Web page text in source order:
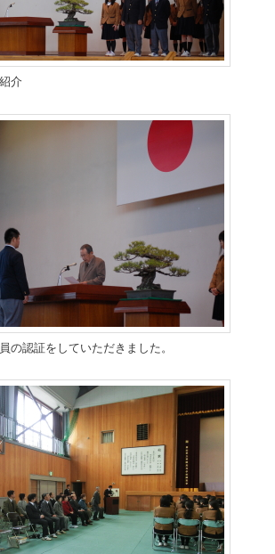
介
の認証をしていただきました。